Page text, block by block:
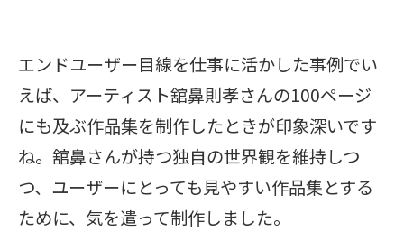
エンドユーザー目線を仕事に活かした事例でい
えば、アーティスト舘鼻則孝さんの100ページ
にも及ぶ作品集を制作したときが印象深いです
ね。舘鼻さんが持つ独自の世界観を維持しつ
つ、ユーザーにとっても見やすい作品集とする
ために、気を遣って制作しました。